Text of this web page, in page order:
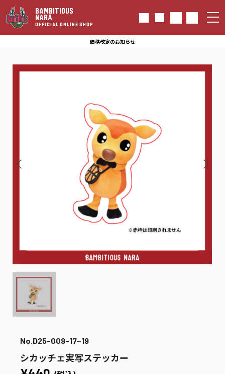
BAMBITIOUS
NARA
OFFICIAL ONLINE SHOP
価格改定のお知らせ
No.D25-009-17~19
シカッチェ実写ステッカー